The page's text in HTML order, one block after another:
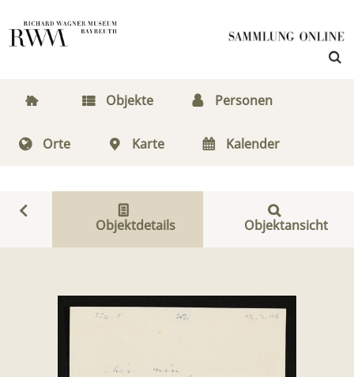
Objekte Personen
Orte Karte Kalender
Objektdetails Objektansicht